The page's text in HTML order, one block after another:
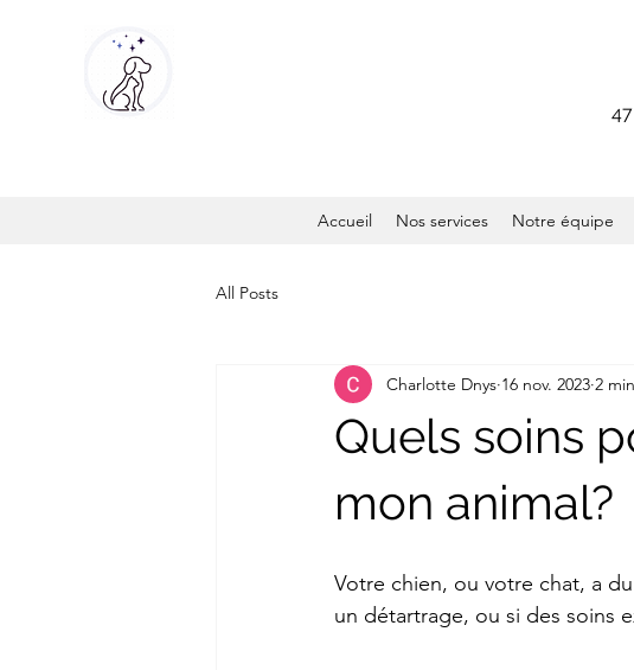
Accueil Nos services Notre équipe
All Posts
Quels soins
mon animal?
Charlotte Dnys 16 nov. 2023 2
Votre chien, ou votre chat, a
un détartrage, ou si des soins